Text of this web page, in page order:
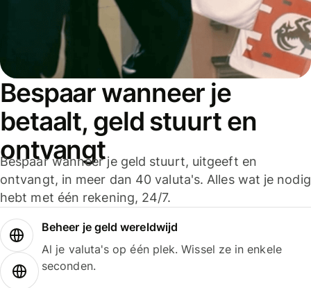
Bespaar wanneer je
betaalt, geld stuurt en
ontvangt
Bespaar wanneer je geld stuurt, uitgeeft en
ontvangt, in meer dan 40 valuta's. Alles wat je nodig
hebt met één rekening, 24/7.
Beheer je geld wereldwijd
Al je valuta's op één plek. Wissel ze in enkele
seconden.